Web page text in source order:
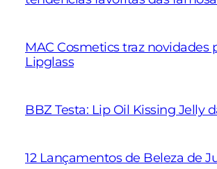
MAC Cosmetics traz novidades
Lipglass
BBZ Testa: Lip Oil Kissing Jelly
12 Lançamentos de Beleza de